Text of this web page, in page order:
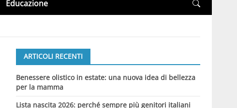
Educazione
ARTICOLI RECENTI
Benessere olistico in estate: una nuova idea di bellezza
per la mamma
Lista nascita 2026: perché sempre più genitori italiani